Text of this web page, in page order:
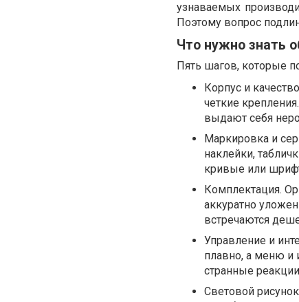
узнаваемых
Поэтому вопрос
Что нужно знать
Пять шагов, которые
Корпус и
четкие
выдают себя
Маркировка и
наклейки,
кривые или
Комплектация.
аккуратно
встречаются
Управление и
плавно, а меню и
странные
Световой